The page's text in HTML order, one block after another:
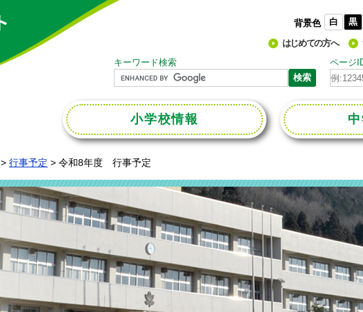
背景色 白 黒
はじめての方へ
キーワード検索
ページ
小学校情報
> 行事予定 > 令和8年度 行事予定